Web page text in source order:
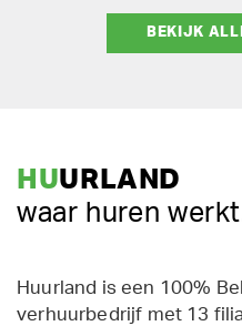
BEKIJK
HUURLAND
waar huren
Huurland is een 100%
verhuurbedrijf met 13